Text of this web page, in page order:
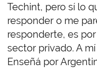
Techint, pero sí lo
responder o me
responderte, es
sector privado. A
Enseñá por